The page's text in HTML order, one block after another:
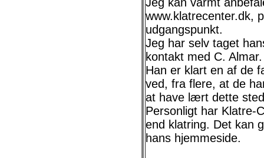
www.klatrecenter.dk,
udgangspunkt.
Jeg har selv taget
kontakt med C. Almar.
Han er klart en af de
ved, fra flere, at de
at have lært dette
Personligt har Klatre-
end klatring. Det kan
hans hjemmeside.